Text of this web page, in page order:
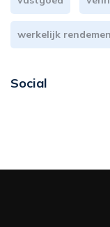
werkelijk
Social